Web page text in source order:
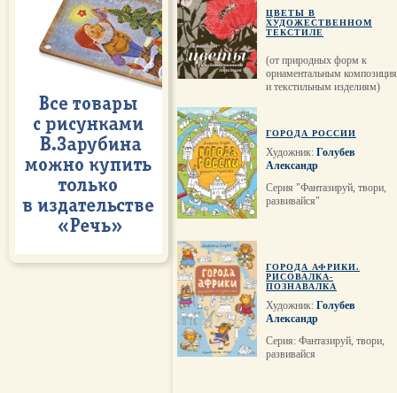
ЦВЕТЫ В
ХУДОЖЕСТВЕННОМ
ТЕКСТИЛЕ
(от природных форм к
орнаментальным
и текстильным изделиям)
ГОРОДА РОССИИ
Художник: Голубев
Александр
Серия "Фантазируй, твори,
развивайся"
ГОРОДА АФРИКИ.
РИСОВАЛКА-
ПОЗНАВАЛКА
Художник: Голубев
Александр
Серия: Фантазируй, твори,
развивайся